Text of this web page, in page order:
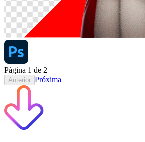
Página 1 de 2
Anterior Próxima